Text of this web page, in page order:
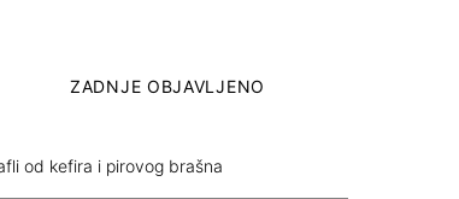
ZADNJE OBJAVLJENO
od kefira i pirovog brašna